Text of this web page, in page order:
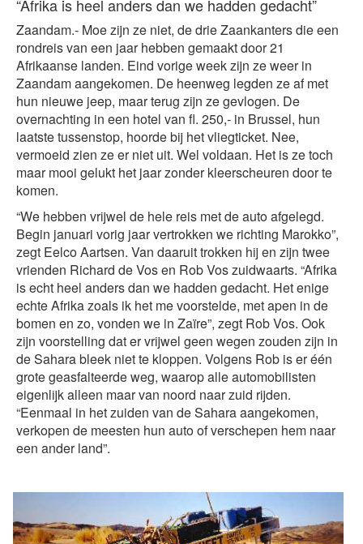
“Afrika is heel anders dan we hadden gedacht”
Zaandam.- Moe zijn ze niet, de drie Zaankanters die een
rondreis van een jaar hebben gemaakt door 21
Afrikaanse landen. Eind vorige week zijn ze weer in
Zaandam aangekomen. De heenweg legden ze af met
hun nieuwe jeep, maar terug zijn ze gevlogen. De
overnachting in een hotel van fl. 250,- in Brussel, hun
laatste tussenstop, hoorde bij het vliegticket. Nee,
vermoeid zien ze er niet uit. Wel voldaan. Het is ze toch
maar mooi gelukt het jaar zonder kleerscheuren door te
komen.
“We hebben vrijwel de hele reis met de auto afgelegd.
Begin januari vorig jaar vertrokken we richting Marokko”,
zegt Eelco Aartsen. Van daaruit trokken hij en zijn twee
vrienden Richard de Vos en Rob Vos zuidwaarts. “Afrika
is echt heel anders dan we hadden gedacht. Het enige
echte Afrika zoals ik het me voorstelde, met apen in de
bomen en zo, vonden we in Zaïre”, zegt Rob Vos. Ook
zijn voorstelling dat er vrijwel geen wegen zouden zijn in
de Sahara bleek niet te kloppen. Volgens Rob is er één
grote geasfalteerde weg, waarop alle automobilisten
eigenlijk alleen maar van noord naar zuid rijden.
“Eenmaal in het zuiden van de Sahara aangekomen,
verkopen de meesten hun auto of verschepen hem naar
een ander land”.